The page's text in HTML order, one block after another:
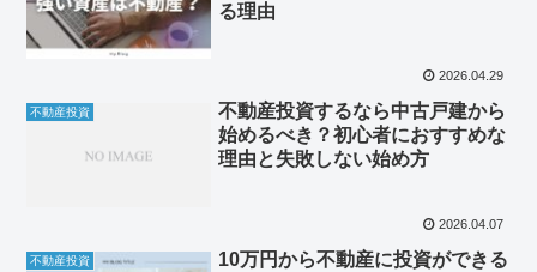
る理由
2026.04.29
不動産投資
不動産投資するなら中古戸建から
始めるべき？初心者におすすめな
理由と失敗しない始め方
2026.04.07
不動産投資
10万円から不動産に投資ができる